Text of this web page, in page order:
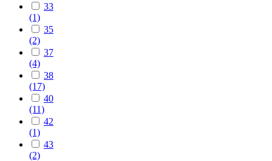
33
(1)
35
(2)
37
(4)
38
(17)
40
(11)
42
(1)
43
(2)